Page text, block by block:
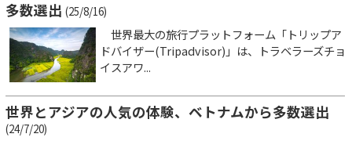
多数選出 (25/8/16)
世界最大の旅行プラットフォーム「トリップア
ドバイザー(Tripadvisor)」は、トラベラーズチョ
イスアワ...
世界とアジアの人気の体験、ベトナムから多数選出
(24/7/20)